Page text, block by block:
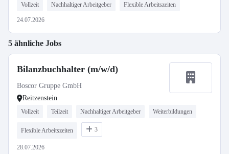
Vollzeit Nachhaltiger Arbeitgeber Flexible Arbeitszeiten
24.07.2026
5 ähnliche Jobs
Bilanzbuchhalter (m/w/d)
Boscor Gruppe GmbH
Reitzenstein
Vollzeit Teilzeit Nachhaltiger Arbeitgeber Weiterbildungen
Flexible Arbeitszeiten 3
28.07.2026